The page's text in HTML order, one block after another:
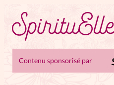
RUBRIQUES
Contenu sponsorisé par